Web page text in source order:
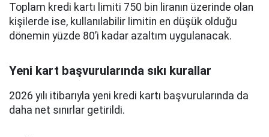
Toplam kredi kartı limiti 750 bin liranın üzerinde olan
kişilerde ise, kullanılabilir limitin en düşük olduğu
dönemin yüzde 80’i kadar azaltım uygulanacak.
Yeni kart başvurularında sıkı kurallar
2026 yılı itibarıyla yeni kredi kartı başvurularında da
daha net sınırlar getirildi.